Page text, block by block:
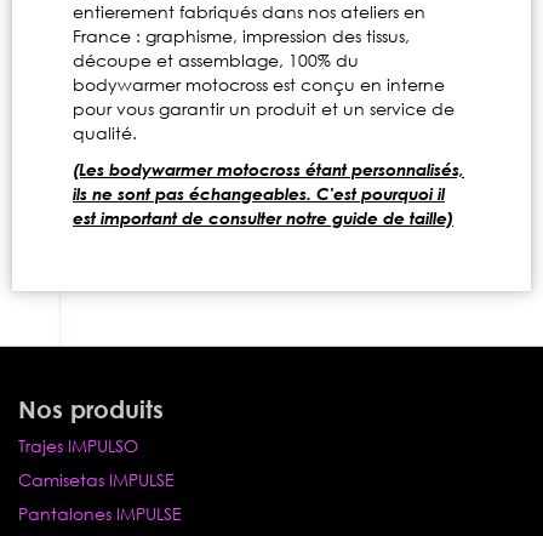
entierement fabriqués dans nos ateliers en
France : graphisme, impression des tissus,
découpe et assemblage, 100% du
bodywarmer motocross est conçu en interne
pour vous garantir un produit et un service de
qualité.
(Les bodywarmer motocross étant personnalisés,
ils ne sont pas échangeables. C'est pourquoi il
est important de consulter notre guide de taille)
Nos produits
Trajes IMPULSO
Camisetas IMPULSE
Pantalones IMPULSE